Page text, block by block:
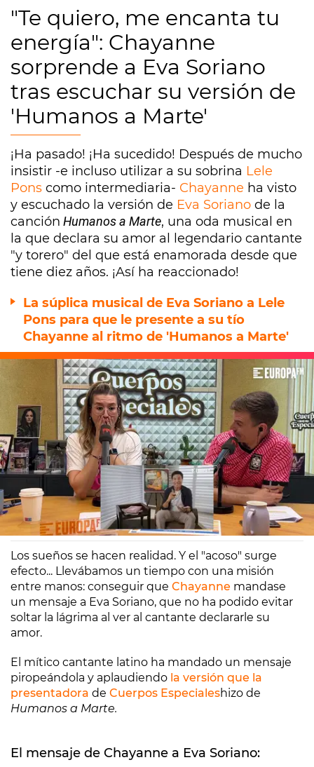
"Te quiero, me encanta tu
energía": Chayanne
sorprende a Eva Soriano
tras escuchar su versión de
'Humanos a Marte'
¡Ha pasado! ¡Ha sucedido! Después de mucho
insistir -e incluso utilizar a su sobrina Lele
Pons como intermediaria- Chayanne ha visto
y escuchado la versión de Eva Soriano de la
canción Humanos a Marte, una oda musical en
la que declara su amor al legendario cantante
"y torero" del que está enamorada desde que
tiene diez años. ¡Así ha reaccionado!
La súplica musical de Eva Soriano a Lele
Pons para que le presente a su tío
Chayanne al ritmo de 'Humanos a Marte'
Europa FM
Madrid 26/05/2023 09:50
Los sueños se hacen realidad. Y el "acoso" surge
efecto... Llevábamos un tiempo con una misión
entre manos: conseguir que Chayanne mandase
un mensaje a Eva Soriano, que no ha podido evitar
soltar la lágrima al ver al cantante declararle su
amor.
El mítico cantante latino ha mandado un mensaje
piropeándola y aplaudiendo la versión que la
presentadora de Cuerpos Especialeshizo de
Humanos a Marte.
El mensaje de Chayanne a Eva Soriano: